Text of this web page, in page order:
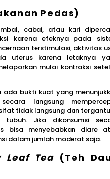
Pedas)
cabai, atau kari
karena efeknya pada
terstimulasi, aktivitas
uterus karena letaknya
mulai kontraksi
ada bukti kuat yang
langsung
tidak langsung dan
tubuh. Jika dikonsumsi
bisa menyebabkan diare
dalam jumlah moderat saja.
Leaf Tea(Teh